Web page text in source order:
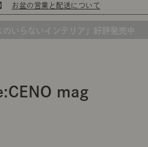
お盆の営業と配送について
のいらないインテリア」好評発売中